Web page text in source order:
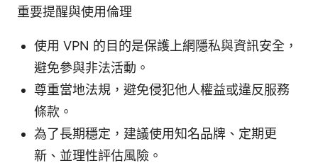
重要提醒與使用倫理
使用 VPN 的目的是保護上網隱私與資訊安全，
避免參與非法活動。
尊重當地法規，避免侵犯他人權益或違反服務
條款。
為了長期穩定，建議使用知名品牌、定期更
新、並理性評估風險。